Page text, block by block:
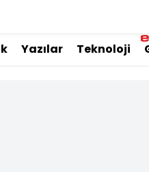
Yazılar Teknoloji